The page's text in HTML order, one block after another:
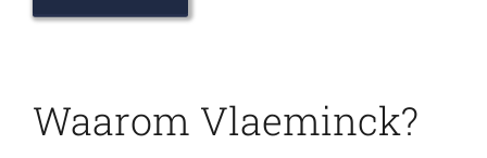
Waarom Vlaeminck?